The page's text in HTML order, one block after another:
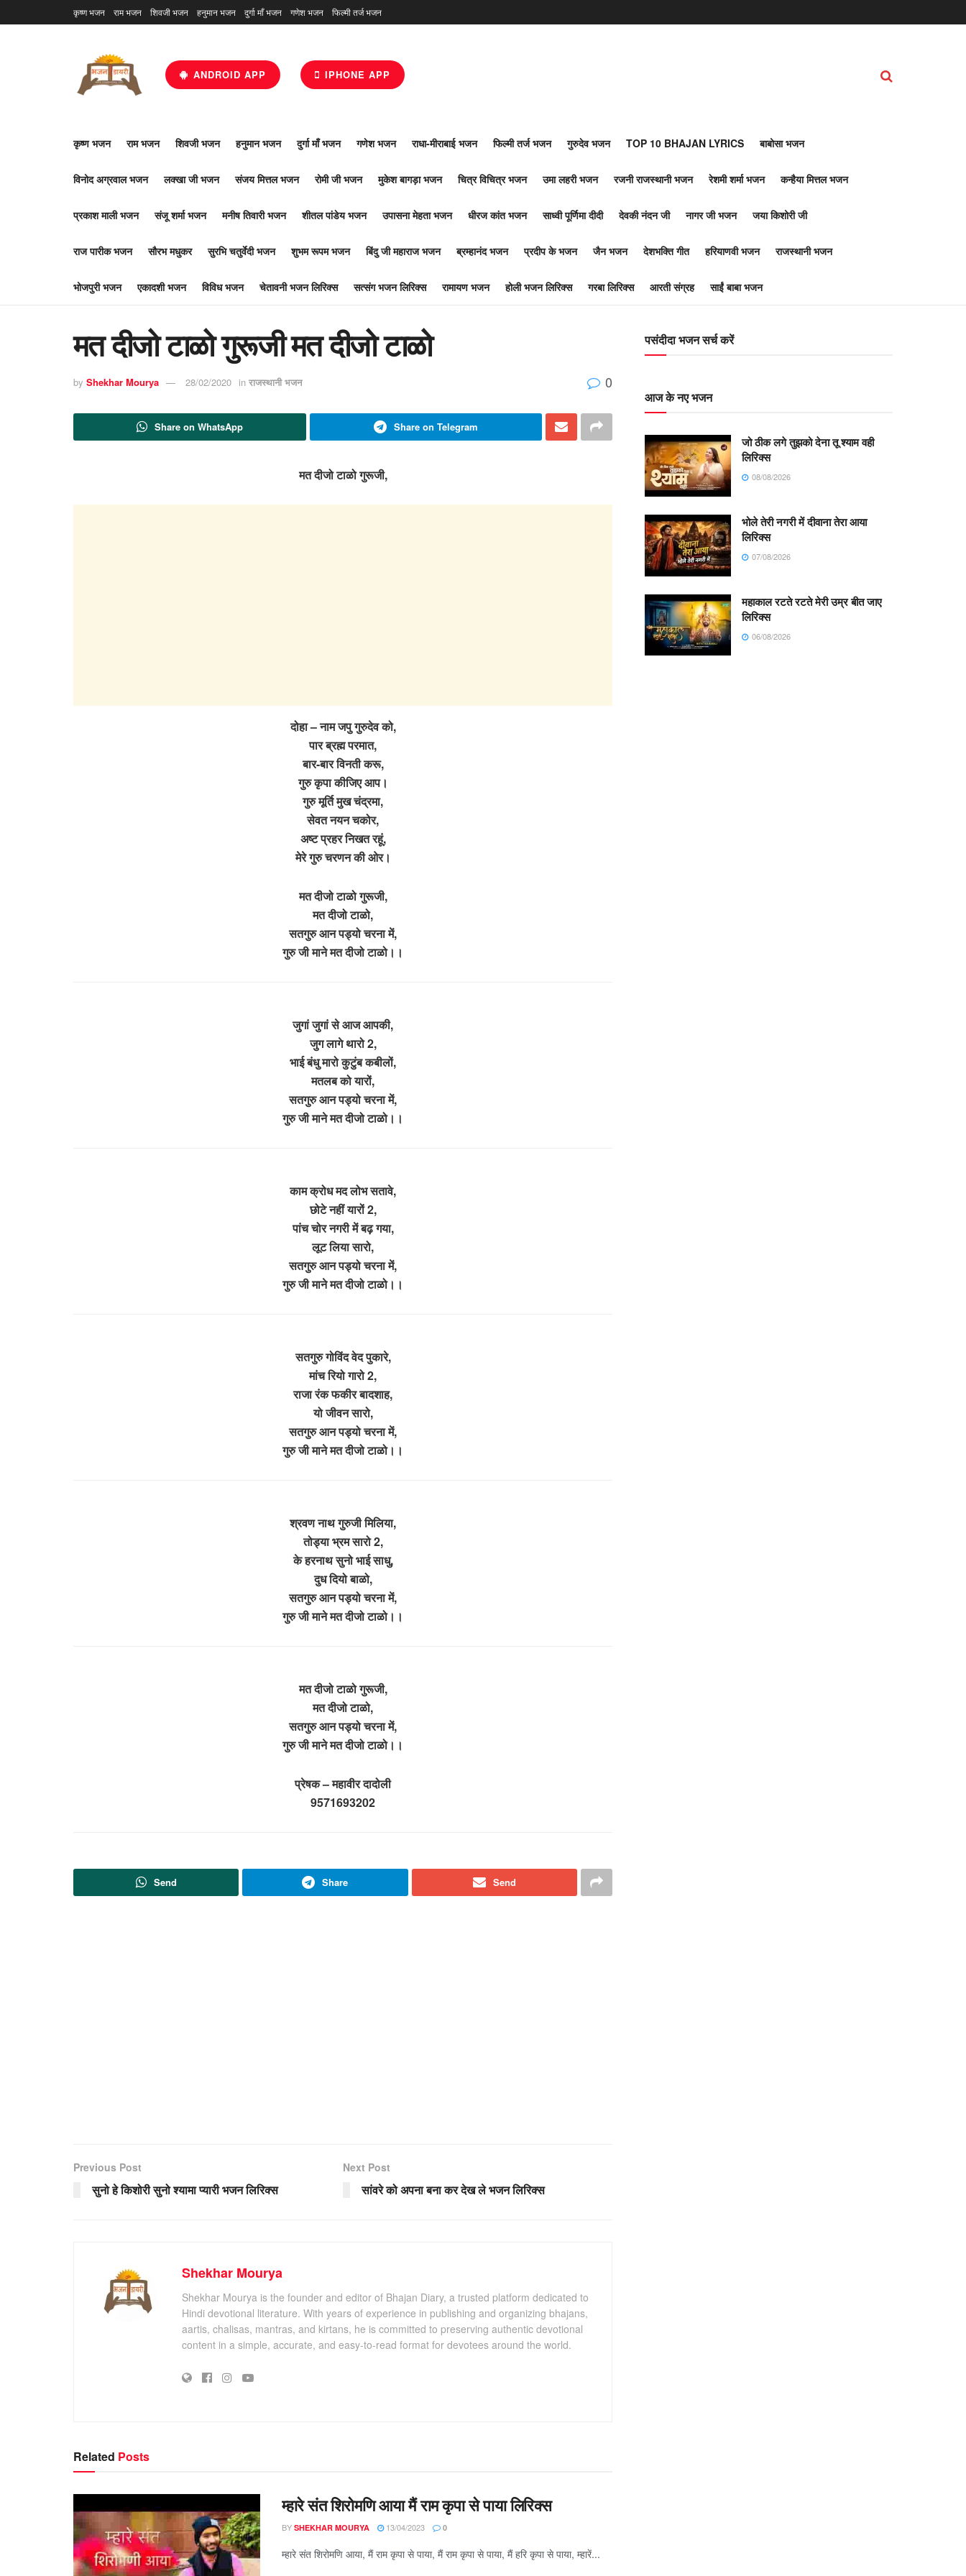
कृष्ण भजन राम भजन शिवजी भजन हनुमान भजन दुर्गा माँ भजन गणेश भजन फिल्मी तर्ज भजन
ANDROID APP IPHONE APP
कृष्ण भजन राम भजन शिवजी भजन हनुमान भजन दुर्गा माँ भजन गणेश भजन राधा-मीराबाई भजन फिल्मी तर्ज भजन गुरुदेव भजन TOP 10 BHAJAN LYRICS बाबोसा भजन
विनोद अग्रवाल भजन लक्खा जी भजन संजय मित्तल भजन रोमी जी भजन मुकेश बागड़ा भजन चित्र विचित्र भजन उमा लहरी भजन रजनी राजस्थानी भजन रेशमी शर्मा भजन कन्हैया मित्तल भजन
प्रकाश माली भजन संजू शर्मा भजन मनीष तिवारी भजन शीतल पांडेय भजन उपासना मेहता भजन धीरज कांत भजन साध्वी पूर्णिमा दीदी देवकी नंदन जी नागर जी भजन जया किशोरी जी
राज पारीक भजन सौरभ मधुकर सुरभि चतुर्वेदी भजन शुभम रूपम भजन बिंदु जी महाराज भजन ब्रम्हानंद भजन प्रदीप के भजन जैन भजन देशभक्ति गीत हरियाणवी भजन राजस्थानी भजन
भोजपुरी भजन एकादशी भजन विविध भजन चेतावनी भजन लिरिक्स सत्संग भजन लिरिक्स रामायण भजन होली भजन लिरिक्स गरबा लिरिक्स आरती संग्रह साईं बाबा भजन
मत दीजो टाळो गुरूजी मत दीजो टाळो
by Shekhar Mourya 28/02/2020 in राजस्थानी भजन 0
Share on WhatsApp Share on Telegram
मत दीजो टाळो गुरूजी,
दोहा – नाम जपु गुरुदेव को,
पार ब्रह्म परमात,
बार-बार विनती करू,
गुरु कृपा कीजिए आप।
गुरु मूर्ति मुख चंद्रमा,
सेवत नयन चकोर,
अष्ट प्रहर निखत रहूं,
मेरे गुरु चरणन की ओर।
मत दीजो टाळो गुरूजी,
मत दीजो टाळो,
सतगुरु आन पड्यो चरना में,
गुरु जी माने मत दीजो टाळो।।
जुगां जुगां से आज आपकी,
जुग लागे थारो 2,
भाई बंधु मारो कुटुंब कबीलों,
मतलब को यारों,
सतगुरु आन पड्यो चरना में,
गुरु जी माने मत दीजो टाळो।।
काम क्रोध मद लोभ सतावे,
छोटे नहीं यारों 2,
पांच चोर नगरी में बढ़ गया,
लूट लिया सारो,
सतगुरु आन पड्यो चरना में,
गुरु जी माने मत दीजो टाळो।।
सतगुरु गोविंद वेद पुकारे,
मांच रियो गारो 2,
राजा रंक फकीर बादशाह,
यो जीवन सारो,
सतगुरु आन पड्यो चरना में,
गुरु जी माने मत दीजो टाळो।।
श्रवण नाथ गुरुजी मिलिया,
तोड्या भ्रम सारो 2,
के हरनाथ सुनो भाई साधु,
दुध दियो बाळो,
सतगुरु आन पड्यो चरना में,
गुरु जी माने मत दीजो टाळो।।
मत दीजो टाळो गुरूजी,
मत दीजो टाळो,
सतगुरु आन पड्यो चरना में,
गुरु जी माने मत दीजो टाळो।।
प्रेषक – महावीर दादोली
9571693202
Send Share Send
Previous Post
सुनो हे किशोरी सुनो श्यामा प्यारी भजन लिरिक्स
Next Post
सांवरे को अपना बना कर देख ले भजन लिरिक्स
Shekhar Mourya
Shekhar Mourya is the founder and editor of Bhajan Diary, a trusted platform dedicated to
Hindi devotional literature. With years of experience in publishing and organizing bhajans,
aartis, chalisas, mantras, and kirtans, he is committed to preserving authentic devotional
content in a simple, accurate, and easy-to-read format for devotees around the world.
Related Posts
म्हारे संत शिरोमणि आया मैं राम कृपा से पाया लिरिक्स
BY SHEKHAR MOURYA 13/04/2023 0
म्हारे संत शिरोमणि आया, मैं राम कृपा से पाया, मैं राम कृपा से पाया, मैं हरि कृपा से पाया, म्हारें...
पसंदीदा भजन सर्च करें
आज के नए भजन
जो ठीक लगे तुझको देना तू श्याम वही
लिरिक्स
08/08/2026
भोले तेरी नगरी में दीवाना तेरा आया
लिरिक्स
07/08/2026
महाकाल रटते रटते मेरी उम्र बीत जाए
लिरिक्स
06/08/2026